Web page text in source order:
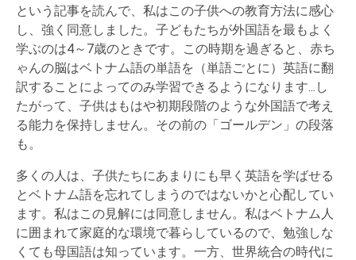
という記事を読んで、私はこの子供への教育方法に感心
し、強く同意しました。子どもたちが外国語を最もよく
学ぶのは4～7歳のときです。この時期を過ぎると、赤ち
ゃんの脳はベトナム語の単語を（単語ごとに）英語に翻
訳することによってのみ学習できるようになります...し
たがって、子供はもはや初期段階のような外国語で考え
る能力を保持しません。その前の「ゴールデン」の段落
も。
多くの人は、子供たちにあまりにも早く英語を学ばせる
とベトナム語を忘れてしまうのではないかと心配してい
ます。私はこの見解には同意しません。私はベトナム人
に囲まれて家庭的な環境で暮らしているので、勉強しな
くても母国語は知っています。一方、世界統合の時代に